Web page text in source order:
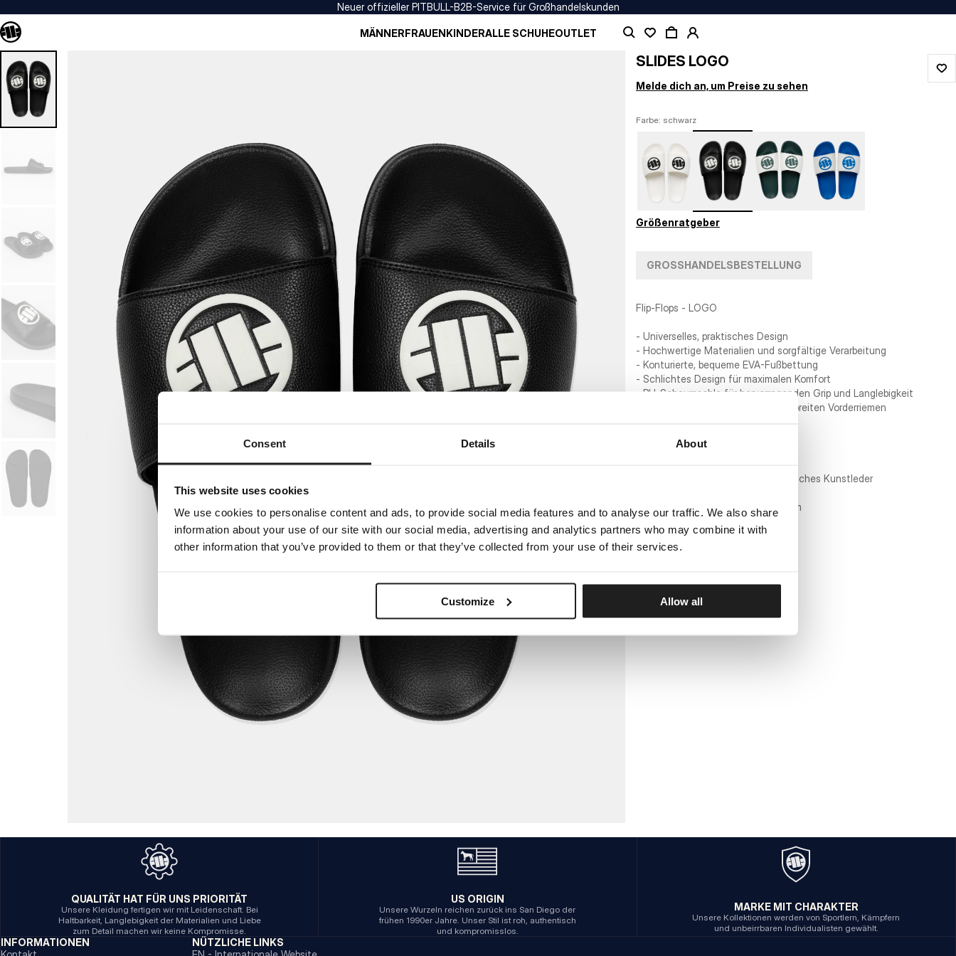
Consent Details About
This website uses cookies
We use cookies to personalise content and ads, to provide social media features and to analyse our traffic. We also share
information about your use of our site with our social media, advertising and analytics partners who may combine it with
other information that you’ve provided to them or that they’ve collected from your use of their services.
Customize Allow all
Neuer offizieller PITBULL-B2B-Service für Großhandelskunden
MÄNNERFRAUENKINDERALLE SCHUHEOUTLET
SLIDES LOGO
Melde dich an, um Preise zu sehen
Farbe: schwarz
Größenratgeber
GROSSHANDELSBESTELLUNG
Flip-Flops - LOGO
- Universelles, praktisches Design
- Hochwertige Materialien und sorgfältige Verarbeitung
- Konturierte, bequeme EVA-Fußbettung
- Schlichtes Design für maximalen Komfort
- PU-Schaumsohle für hervorragenden Grip und Langlebigkeit
- Erhöhtes PITBULL-Logo auf dem breiten Vorderriemen
Materialien:
Logo-Riemen: 100 % umweltfreundliches Kunstleder
Oberes Fußbett: 100 % EVA-Schaum
QUALITÄT HAT FÜR UNS PRIORITÄT
Unsere Kleidung fertigen wir mit Leidenschaft. Bei
Haltbarkeit, Langlebigkeit der Materialien und Liebe
zum Detail machen wir keine Kompromisse.
US ORIGIN
Unsere Wurzeln reichen zurück ins San Diego der
frühen 1990er Jahre. Unser Stil ist roh, authentisch
und kompromisslos.
MARKE MIT CHARAKTER
Unsere Kollektionen werden von Sportlern, Kämpfern
und unbeirrbaren Individualisten gewählt.
INFORMATIONEN
NÜTZLICHE LINKS